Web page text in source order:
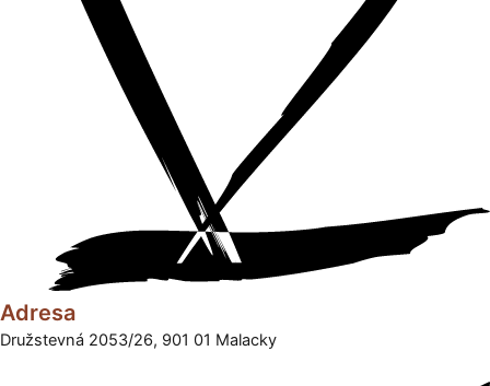
Adresa
Družstevná 2053/26, 901 01 Malacky